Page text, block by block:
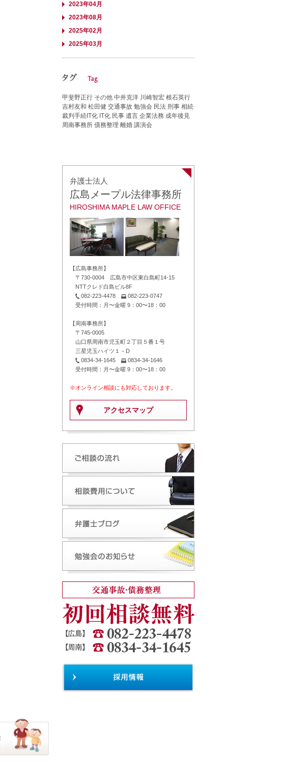
2023年04月
2023年08月
2025年02月
2025年03月
甲斐野正行 その他 中井克洋 川崎智宏 根石英行
吉村友和 松田健 交通事故 勉強会 民法 刑事 相続
裁判手続IT化 IT化 民事 遺言 企業法務 成年後見
周南事務所 債務整理 離婚 講演会
弁護士法人
広島メープル法律事務所
HIROSHIMA MAPLE LAW OFFICE
【広島事務所】
〒730-0004 広島市中区東白島町14-15
NTTクレド白島ビル8F
082-223-4478
082-223-0747
受付時間：月〜金曜 9：00〜18：00
【周南事務所】
〒745-0005
山口県周南市児玉町２丁目５番１号
三星児玉ハイツ１－D
0834-34-1645
0834-34-1646
受付時間：月〜金曜 9：00〜18：00
※オンライン相談にも対応しております。
アクセスマップ